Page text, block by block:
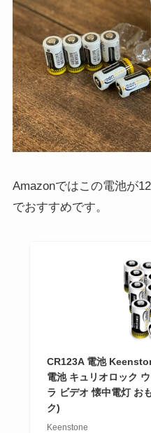
Amazonではこの電池が
でおすすめです。
CR123A 電池
電池 キュリオロック
ラ ビデオ 懐中電灯 お
ク)
Keenstone